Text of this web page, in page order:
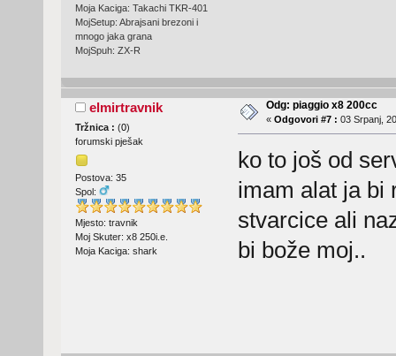
Moja Kaciga: Takachi TKR-401
MojSetup: Abrajsani brezoni i
mnogo jaka grana
MojSpuh: ZX-R
elmirtravnik
Tržnica : (0)
forumski pješak
Postova: 35
Spol:
Mjesto: travnik
Moj Skuter: x8 250i.e.
Moja Kaciga: shark
Odg: piaggio x8 200cc
« Odgovori #7 : 03 Srpanj,
ko to još od
imam alat ja bi
stvarcice ali
bi bože moj..